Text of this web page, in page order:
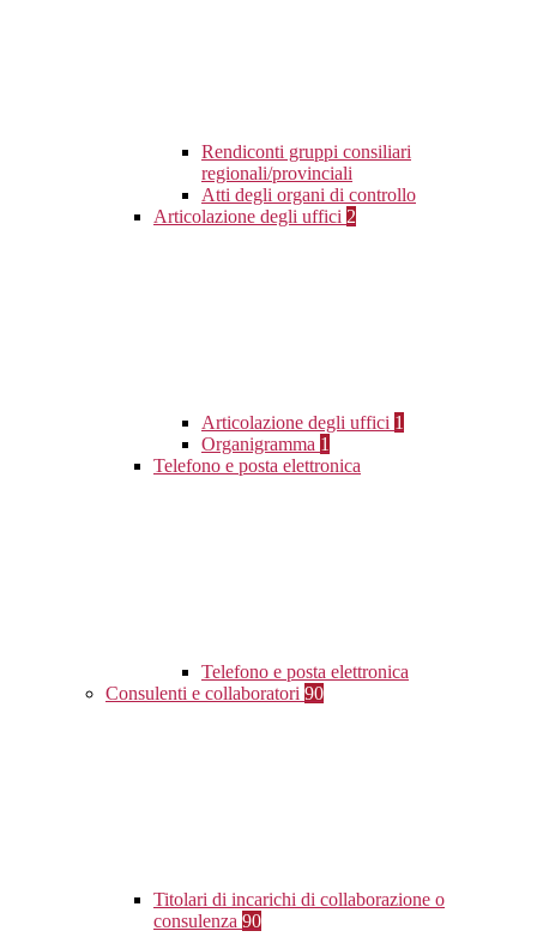
Rendiconti gruppi consiliari
regionali/provinciali
Atti degli organi di controllo
Articolazione degli uffici 2
Articolazione degli uffici 1
Organigramma 1
Telefono e posta elettronica
Telefono e posta elettronica
Consulenti e collaboratori 90
Titolari di incarichi di collaborazione o
consulenza 90